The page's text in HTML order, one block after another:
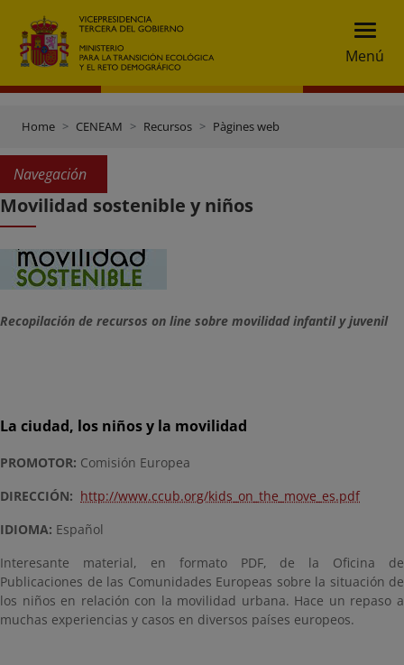
Menú
Home CENEAM Recursos Pàgines web
Navegación
Movilidad sostenible y niños
Recopilación de recursos on line sobre movilidad infantil y juvenil
La ciudad, los niños y la movilidad
PROMOTOR: Comisión Europea
DIRECCIÓN: http://www.ccub.org/kids_on_the_move_es.pdf
IDIOMA: Español
Interesante material, en formato PDF, de la Oficina de
Publicaciones de las Comunidades Europeas sobre la situación de
los niños en relación con la movilidad urbana. Hace un repaso a
muchas experiencias y casos en diversos países europeos.